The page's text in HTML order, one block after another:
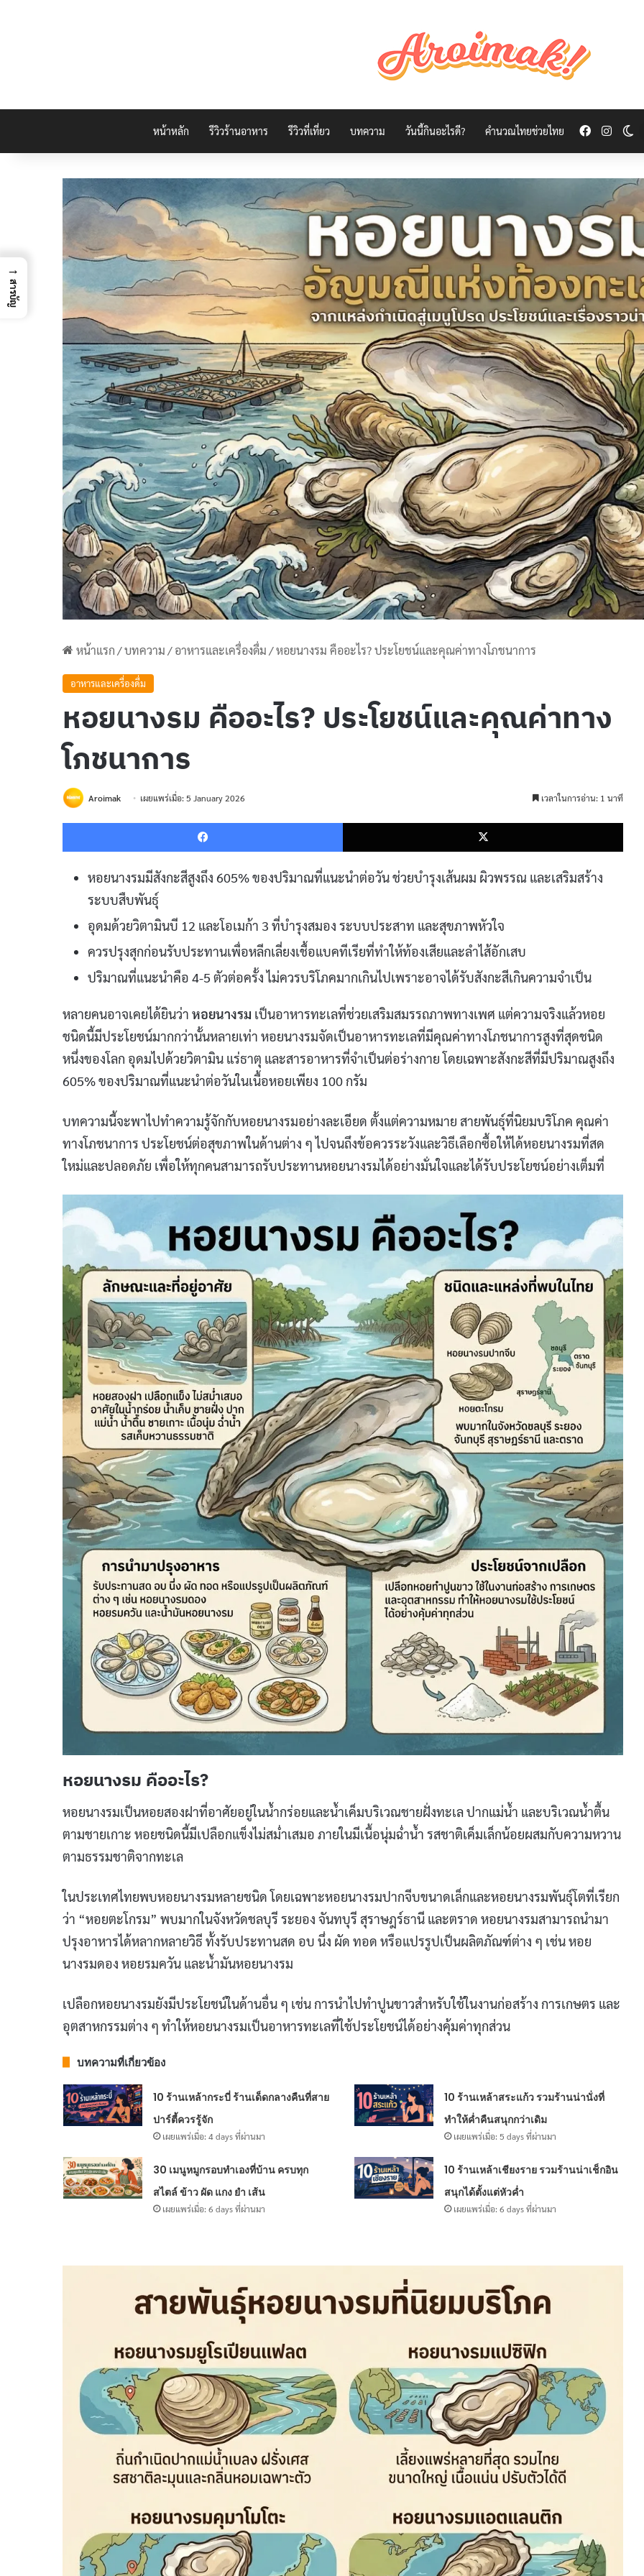
หน้าหลัก รีวิวร้านอาหาร รีวิวที่เที่ยว บทความ วันนี้กินอะไรดี? คำนวณไทยช่วยไทย Facebook
หน้าแรก/บทความ/อาหารและเครื่องดื่ม/หอยนางรม คืออะไร? ประโยชน์และคุณค่าทางโภชนาการ
อาหารและเครื่องดื่ม
หอยนางรม คืออะไร? ประโยชน์และคุณค่าทาง
โภชนาการ
Aroimak เผยแพร่เมื่อ: 5 January 2026 เวลาในการอ่าน: 1 นาที
Facebook X
หอยนางรมมีสังกะสีสูงถึง 605% ของปริมาณที่แนะนำต่อวัน ช่วยบำรุงเส้นผม ผิวพรรณ และเสริมสร้าง
ระบบสืบพันธุ์
อุดมด้วยวิตามินบี 12 และโอเมก้า 3 ที่บำรุงสมอง ระบบประสาท และสุขภาพหัวใจ
ควรปรุงสุกก่อนรับประทานเพื่อหลีกเลี่ยงเชื้อแบคทีเรียที่ทำให้ท้องเสียและลำไส้อักเสบ
ปริมาณที่แนะนำคือ 4-5 ตัวต่อครั้ง ไม่ควรบริโภคมากเกินไปเพราะอาจได้รับสังกะสีเกินความจำเป็น
หลายคนอาจเคยได้ยินว่า หอยนางรม เป็นอาหารทะเลที่ช่วยเสริมสมรรถภาพทางเพศ แต่ความจริงแล้วหอย
ชนิดนี้มีประโยชน์มากกว่านั้นหลายเท่า หอยนางรมจัดเป็นอาหารทะเลที่มีคุณค่าทางโภชนาการสูงที่สุดชนิด
หนึ่งของโลก อุดมไปด้วยวิตามิน แร่ธาตุ และสารอาหารที่จำเป็นต่อร่างกาย โดยเฉพาะสังกะสีที่มีปริมาณสูงถึง
605% ของปริมาณที่แนะนำต่อวันในเนื้อหอยเพียง 100 กรัม
บทความนี้จะพาไปทำความรู้จักกับหอยนางรมอย่างละเอียด ตั้งแต่ความหมาย สายพันธุ์ที่นิยมบริโภค คุณค่า
ทางโภชนาการ ประโยชน์ต่อสุขภาพในด้านต่าง ๆ ไปจนถึงข้อควรระวังและวิธีเลือกซื้อให้ได้หอยนางรมที่สด
ใหม่และปลอดภัย เพื่อให้ทุกคนสามารถรับประทานหอยนางรมได้อย่างมั่นใจและได้รับประโยชน์อย่างเต็มที่
หอยนางรม คืออะไร?
หอยนางรมเป็นหอยสองฝาที่อาศัยอยู่ในน้ำกร่อยและน้ำเค็มบริเวณชายฝั่งทะเล ปากแม่น้ำ และบริเวณน้ำตื้น
ตามชายเกาะ หอยชนิดนี้มีเปลือกแข็งไม่สม่ำเสมอ ภายในมีเนื้อนุ่มฉ่ำน้ำ รสชาติเค็มเล็กน้อยผสมกับความหวาน
ตามธรรมชาติจากทะเล
ในประเทศไทยพบหอยนางรมหลายชนิด โดยเฉพาะหอยนางรมปากจีบขนาดเล็กและหอยนางรมพันธุ์โตที่เรียก
ว่า “หอยตะโกรม” พบมากในจังหวัดชลบุรี ระยอง จันทบุรี สุราษฎร์ธานี และตราด หอยนางรมสามารถนำมา
ปรุงอาหารได้หลากหลายวิธี ทั้งรับประทานสด อบ นึ่ง ผัด ทอด หรือแปรรูปเป็นผลิตภัณฑ์ต่าง ๆ เช่น หอย
นางรมดอง หอยรมควัน และน้ำมันหอยนางรม
เปลือกหอยนางรมยังมีประโยชน์ในด้านอื่น ๆ เช่น การนำไปทำปูนขาวสำหรับใช้ในงานก่อสร้าง การเกษตร และ
อุตสาหกรรมต่าง ๆ ทำให้หอยนางรมเป็นอาหารทะเลที่ใช้ประโยชน์ได้อย่างคุ้มค่าทุกส่วน
บทความที่เกี่ยวข้อง
10 ร้านเหล้ากระบี่ ร้านเด็ดกลางคืนที่สาย
ปาร์ตี้ควรรู้จัก
เผยแพร่เมื่อ: 4 days ที่ผ่านมา
10 ร้านเหล้าสระแก้ว รวมร้านน่านั่งที่
ทำให้ค่ำคืนสนุกกว่าเดิม
เผยแพร่เมื่อ: 5 days ที่ผ่านมา
30 เมนูหมูกรอบทำเองที่บ้าน ครบทุก
สไตล์ ข้าว ผัด แกง ยำ เส้น
เผยแพร่เมื่อ: 6 days ที่ผ่านมา
10 ร้านเหล้าเชียงราย รวมร้านน่าเช็กอิน
สนุกได้ตั้งแต่หัวค่ำ
เผยแพร่เมื่อ: 6 days ที่ผ่านมา
→
สารบัญ